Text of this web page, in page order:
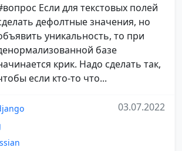
Если для текстовых полей
дефолтные значения, но
уникальность, то при
базе
крик. Надо сделать так,
если кто-то что...
03.07.2022